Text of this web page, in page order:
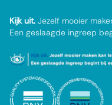
Kijk uit. Jezelf mooier
Een geslaagde ingreep